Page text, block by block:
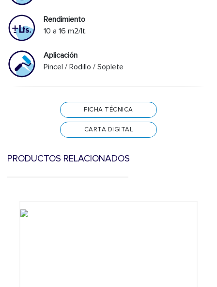
Rendimiento
10 a 16 m2/lt.
Aplicación
Pincel / Rodillo / Soplete
FICHA TÉCNICA
CARTA DIGITAL
PRODUCTOS RELACIONADOS